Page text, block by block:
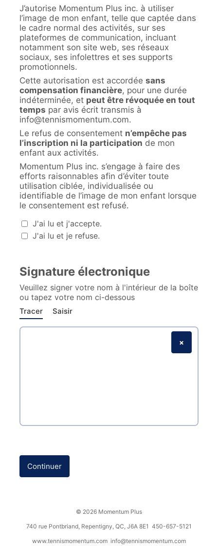
J’autorise Momentum Plus inc. à utiliser
l’image de mon enfant, telle que captée dans
le cadre normal des activités, sur ses
plateformes de communication, incluant
notamment son site web, ses réseaux
sociaux, ses infolettres et ses supports
promotionnels.
Cette autorisation est accordée sans
compensation financière, pour une durée
indéterminée, et peut être révoquée en tout
temps par avis écrit transmis à
info@tennismomentum.com.
Le refus de consentement n’empêche pas
l’inscription ni la participation de mon
enfant aux activités.
Momentum Plus inc. s’engage à faire des
efforts raisonnables afin d’éviter toute
utilisation ciblée, individualisée ou
identifiable de l’image de mon enfant lorsque
le consentement est refusé.
Autorisation d’utilisation de l’image
J'ai lu et j'accepte.
J'ai lu et je refuse.
Signature électronique
Veuillez signer votre nom à l'intérieur de la boîte
ou tapez votre nom ci-dessous
Tracer Saisir
×
Continuer
© 2026 Momentum Plus
740 rue Pontbriand, Repentigny, QC, J6A 8E1 450-657-5121
www.tennismomentum.com info@tennismomentum.com